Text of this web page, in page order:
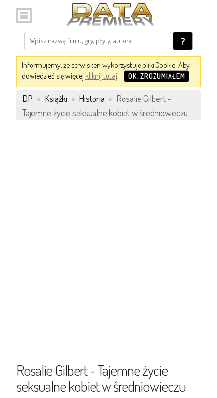
?
Informujemy, że serwis ten wykorzystuje pliki Cookie. Aby
dowiedzieć się więcej kliknij tutaj. OK, ZROZUMIAŁEM
DP » Książki » Historia » Rosalie Gilbert -
Tajemne życie seksualne kobiet w średniowieczu
Rosalie Gilbert - Tajemne życie
seksualne kobiet w średniowieczu